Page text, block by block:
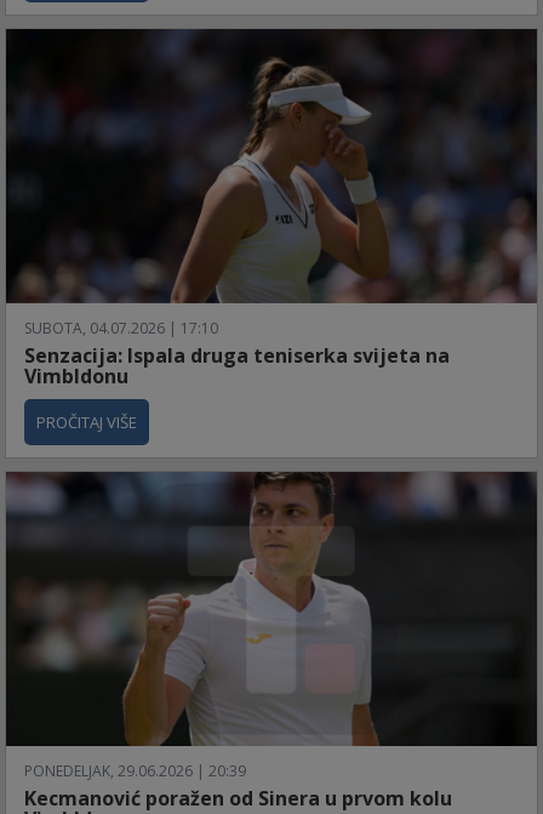
SUBOTA, 04.07.2026 | 17:10
Senzacija: Ispala druga teniserka svijeta na
Vimbldonu
PROČITAJ VIŠE
PONEDELJAK, 29.06.2026 | 20:39
Kecmanović poražen od Sinera u prvom kolu